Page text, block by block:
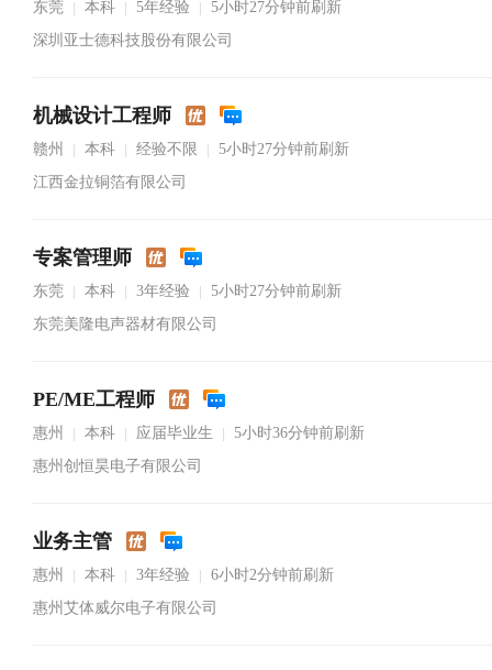
东莞 本科 5年经验
5小时27分钟前刷新
深圳亚士德科技股份有限公司
机械设计工程师
赣州 本科 经验不限
5小时27分钟前刷新
江西金拉铜箔有限公司
专案管理师
东莞 本科 3年经验
5小时27分钟前刷新
东莞美隆电声器材有限公司
PE/ME工程师
惠州 本科 应届毕业生
5小时36分钟前刷新
惠州创恒昊电子有限公司
业务主管
惠州 本科 3年经验
6小时2分钟前刷新
惠州艾体威尔电子有限公司